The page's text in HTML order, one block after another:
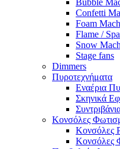
Bubble
Confetti
Foam
Flame /
Snow
Stage fans
Dimmers
Πυροτεχνήματα
Εναέρια
Σκηνικά
Κονσόλες
Κονσόλες
Κονσόλες